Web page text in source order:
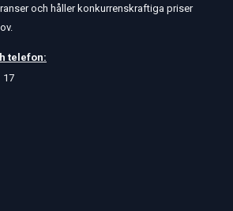
och håller konkurrenskraftiga priser
telefon:
17